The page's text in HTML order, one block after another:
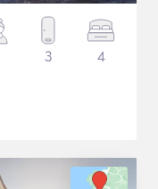
3 4